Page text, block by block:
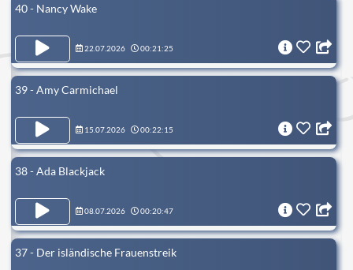
40 - Nancy Wake
22.07.2026 00:21:25
39 - Amy Carmichael
15.07.2026 00:22:15
38 - Ada Blackjack
08.07.2026 00:20:47
37 - Der isländische Frauenstreik